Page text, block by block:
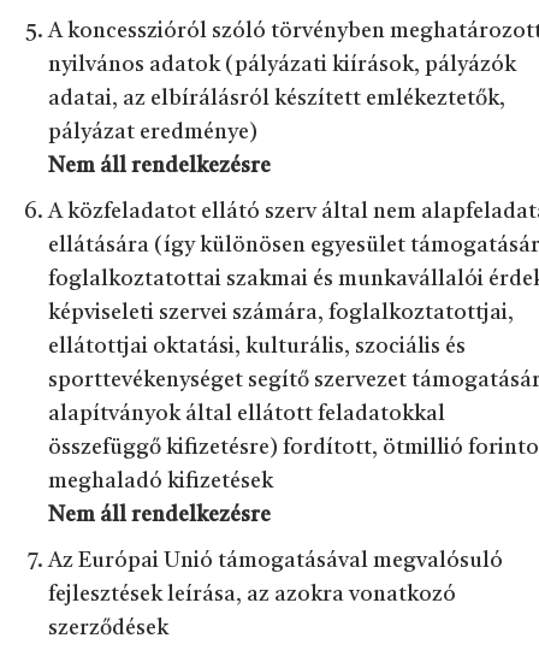
A koncesszióról szóló törvényben
nyilvános adatok (pályázati kiírások, pályázók
adatai, az elbírálásról készített emlékeztetők,
pályázat eredménye)
Nem áll rendelkezésre
A közfeladatot ellátó szerv által nem
ellátására (így különösen egyesület
foglalkoztatottai szakmai és munkavállalói
képviseleti szervei számára, foglalkoztatottjai,
ellátottjai oktatási, kulturális, szociális és
sporttevékenységet segítő szervezet
alapítványok által ellátott feladatokkal
összefüggő kifizetésre) fordított, ötmillió
meghaladó kifizetések
Nem áll rendelkezésre
Az Európai Unió támogatásával megvalósuló
fejlesztések leírása, az azokra vonatkozó
szerződések